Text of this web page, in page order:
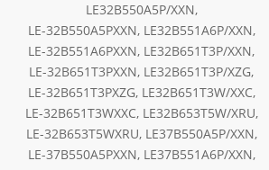
LE32B550A5P/XXN,
LE-32B550A5PXXN, LE32B551A6P/XXN,
LE-32B551A6PXXN, LE32B651T3P/XXN,
LE-32B651T3PXXN, LE32B651T3P/XZG,
LE-32B651T3PXZG, LE32B651T3W/XXC,
LE-32B651T3WXXC, LE32B653T5W/XRU,
LE-32B653T5WXRU, LE37B550A5P/XXN,
LE-37B550A5PXXN, LE37B551A6P/XXN,